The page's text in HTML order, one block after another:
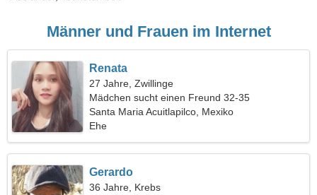
Männer und Frauen im Internet
Renata
27 Jahre, Zwillinge
Mädchen sucht einen Freund 32-35
Santa Maria Acuitlapilco, Mexiko
Ehe
Gerardo
36 Jahre, Krebs